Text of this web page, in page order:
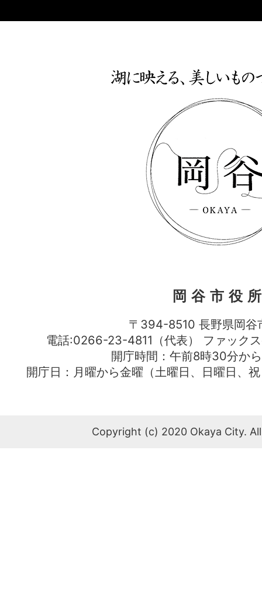
岡谷市役
〒394-8510 長野県岡谷
電話:0266-23-4811（代表） ファッ
開庁時間：午前8時30分か
開庁日：月曜から金曜（土曜日、日曜日、
Copyright (c) 2020 Okaya City.